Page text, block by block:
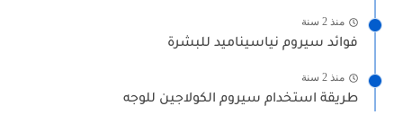
منذ 2 سنة
فوائد سيروم نياسيناميد للبشرة
منذ 2 سنة
طريقة استخدام سيروم الكولاجين للوجه